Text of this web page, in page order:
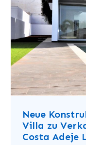
Neue
Villa zu
Costa Adeje